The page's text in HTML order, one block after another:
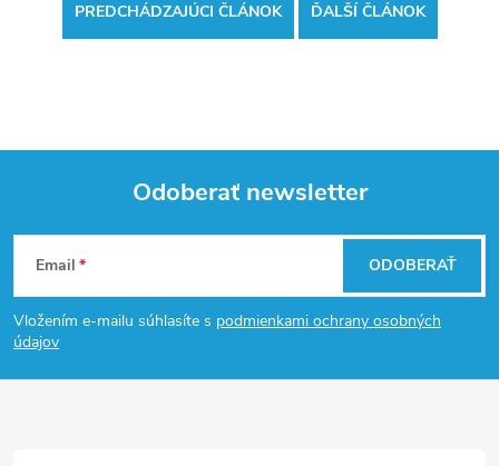
PREDCHÁDZAJÚCI ČLÁNOK ĎALŠÍ ČLÁNOK
Z
á
p
Odoberať newsletter
Email
Vložením e-mailu súhlasíte s podmienkami ochrany osobných
údajov
ODOBERAŤ